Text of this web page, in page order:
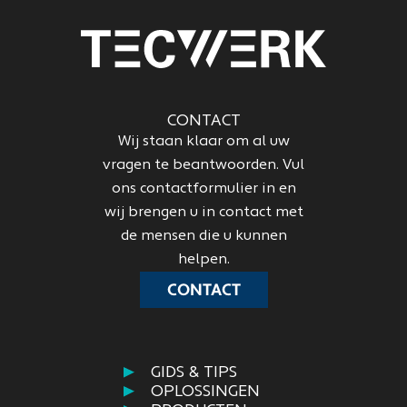
GIDS & TIPS
OPLOSSINGEN
CONTACT
Wij staan klaar om al uw
vragen te beantwoorden. Vul
ons contactformulier in en
wij brengen u in contact met
de mensen die u kunnen
helpen.
CONTACT